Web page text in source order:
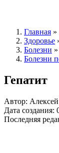
Главная »
Здоровье
Болезни »
Болезни
Гепатит
Автор:
Дата создания:
Последняя